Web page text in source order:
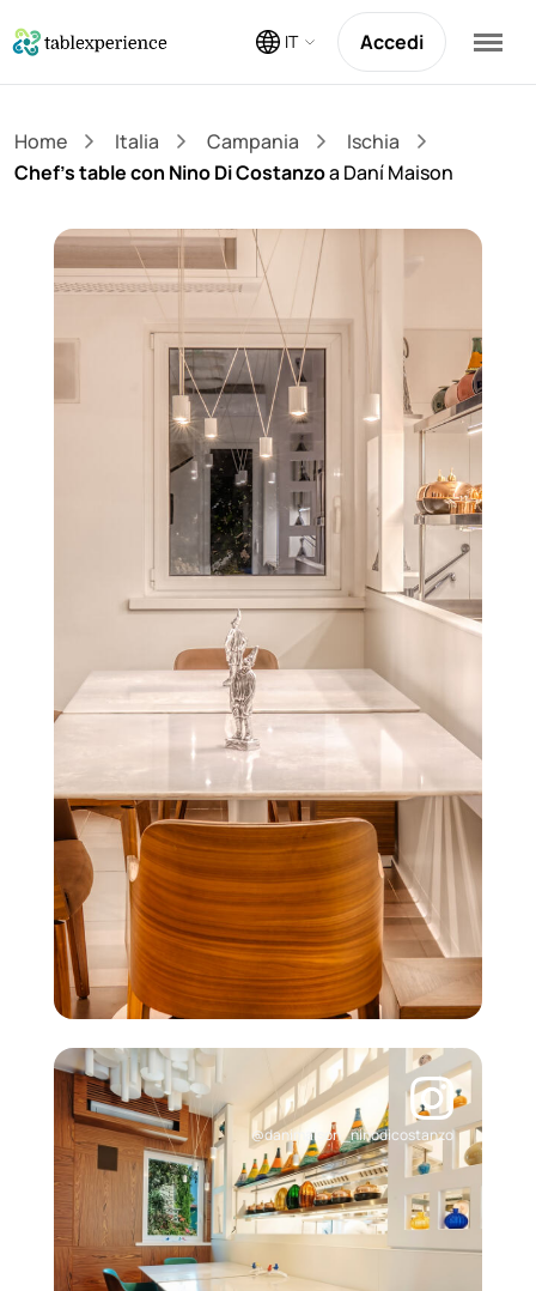
IT Accedi
Home Italia Campania
Ischia
Chef’s table con Nino Di Costanzoa Daní Maison
@danimaison_ninodicostanzo